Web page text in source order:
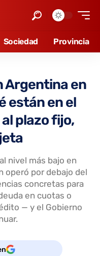
Sociedad Provincia
Argentina en
están en el
plazo fijo,
nivel más bajo en
operó por debajo del
concretas para
en cuotas o
— y el Gobierno